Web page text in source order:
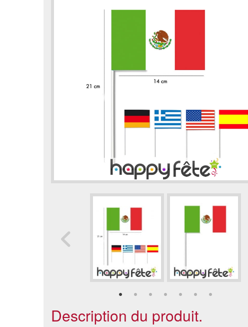
Description du produit.